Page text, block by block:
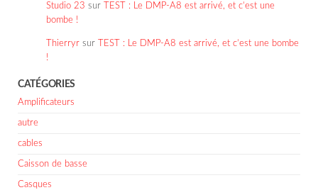
Studio 23 sur
TEST : Le DMP-A8 est arrivé, et c’est une
bombe !
Thierryr sur
TEST : Le DMP-A8 est arrivé, et c’est une bombe
!
CATÉGORIES
Amplificateurs
autre
cables
Caisson de basse
Casques